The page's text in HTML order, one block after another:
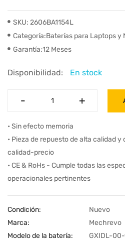
SKU: 2606BA1154L
Categoría:Baterías para Laptops y
Garantía:12 Meses
Disponibilidad: En stock
- +
- +
• Sin efecto memoria
• Pieza de repuesto de alta calidad
calidad-precio
• CE & RoHs - Cumple todas las
operacionales pertinentes
Condición:
Nuevo
Marca:
Mechrevo
Modelo de la batería:
GXIDL-